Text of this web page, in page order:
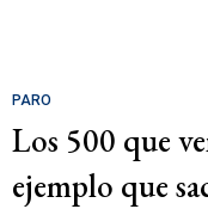
PARO
Los 500 que
ejemplo que